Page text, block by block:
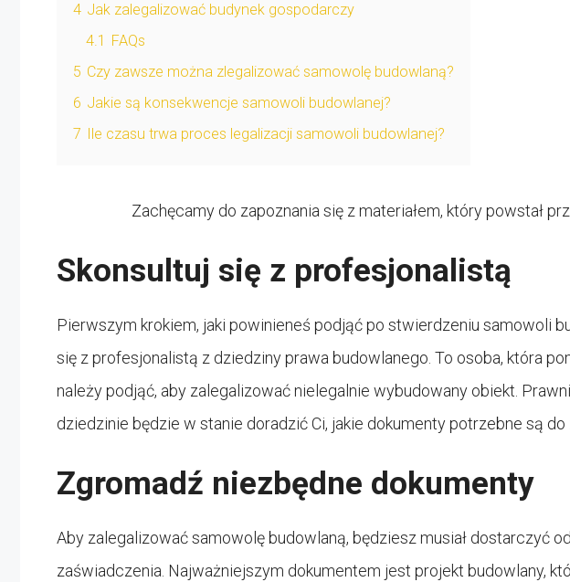
4 Jak zalegalizować budynek gospodarczy
4.1
FAQs
5 Czy zawsze można zlegalizować samowolę budowlaną?
6 Jakie są konsekwencje samowoli budowlanej?
7
Ile czasu trwa proces legalizacji samowoli budowlanej?
Zachęcamy do zapoznania się z materiałem, który powstał
Skonsultuj się z profesjonalistą
Pierwszym krokiem, jaki powinieneś podjąć po stwierdzeniu samowoli
się z profesjonalistą z dziedziny prawa budowlanego. To osoba, która
należy podjąć, aby zalegalizować nielegalnie wybudowany obiekt.
dziedzinie będzie w stanie doradzić Ci, jakie dokumenty potrzebne są do
Zgromadź niezbędne dokumenty
Aby zalegalizować samowolę budowlaną, będziesz musiał dostarczyć
zaświadczenia. Najważniejszym dokumentem jest projekt budowlany,